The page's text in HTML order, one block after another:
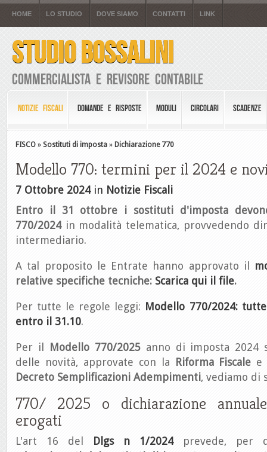
HOME LO STUDIO DOVE SIAMO CONTATTI LINK
STUDIO BOSSALINI
Commercialista e Revisore Contabile
NOTIZIE FISCALI DOMANDE E RISPOSTE MODULI CIRCOLARI SCADENZE
FISCO » Sostituti di imposta » Dichiarazione 770
Modello 770: termini per il 2024 e
7 Ottobre 2024in Notizie Fiscali
Entro il 31 ottobre i sostituti d'imposta
770/2024in modalità telematica, provvedendo
intermediario.
A tal proposito le Entrate hanno approvato il
relative specifiche tecniche: Scarica qui il file.
Per tutte le regole leggi: Modello 770/2024:
entro il 31.10.
Per il Modello 770/2025 anno di imposta 2024
delle novità, approvate con la Riforma Fiscale e
Decreto Semplificazioni Adempimenti, vediamo di
770/ 2025 o dichiarazione
erogati
L'art 16 del Dlgs n 1/2024prevede, per